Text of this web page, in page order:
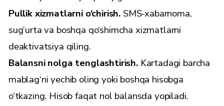
Pullik xizmatlarni o‘chirish.SMS-xabarnoma,
sug‘urta va boshqa qo‘shimcha xizmatlarni
deaktivatsiya qiling.
Balansni nolga tenglashtirish. Kartadagi barcha
mablag‘ni yechib oling yoki boshqa hisobga
o‘tkazing. Hisob faqat nol balansda yopiladi.